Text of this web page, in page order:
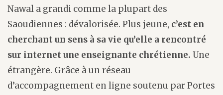
Nawal a grandi comme la plupart des
Saoudiennes : dévalorisée. Plus jeune, c’est en
cherchant un sens à sa vie qu’elle a rencontré
sur internet une enseignante chrétienne. Une
étrangère. Grâce à un réseau
d’accompagnement en ligne soutenu par Portes